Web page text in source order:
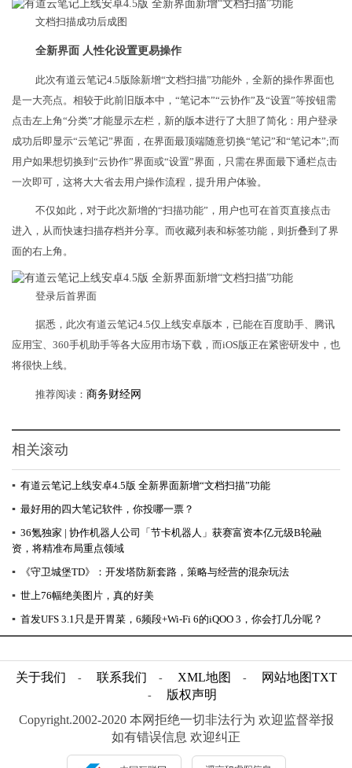
文档扫描成功后成图
全新界面 人性化设置更易操作
此次有道云笔记4.5版除新增“文档扫描”功能外，全新的操作界面也
是一大亮点。相较于此前旧版本中，“笔记本”“云协作”及“设置”等按钮需
点击左上角“分类”才能显示左栏，新的版本进行了大胆了简化：用户登录
成功后即显示“云笔记”界面，在界面最顶端随意切换“笔记”和“笔记本”;而
用户如果想切换到“云协作”界面或“设置”界面，只需在界面最下通栏点击
一次即可，这将大大省去用户操作流程，提升用户体验。
不仅如此，对于此次新增的“扫描功能”，用户也可在首页直接点击
进入，从而快速扫描存档并分享。而收藏列表和标签功能，则折叠到了界
面的右上角。
登录后首界面
据悉，此次有道云笔记4.5仅上线安卓版本，已能在百度助手、腾讯
应用宝、360手机助手等各大应用市场下载，而iOS版正在紧密研发中，也
将很快上线。
推荐阅读： 商务财经网
相关滚动
▪ 有道云笔记上线安卓4.5版 全新界面新增“文档扫描”功能
▪ 最好用的四大笔记软件，你投哪一票？
▪ 36氪独家 | 协作机器人公司「节卡机器人」获赛富资本亿元级B轮融
资，将精准布局重点领域
▪
《守卫城堡TD》：开发塔防新套路，策略与经营的混杂玩法
▪ 世上76幅绝美图片，真的好美
▪ 首发UFS 3.1只是开胃菜，6频段+Wi-Fi 6的iQOO 3，你会打几分呢？
关于我们 - 联系我们 - XML地图 - 网站地图TXT
-
版权声明
Copyright.2002-2020 本网拒绝一切非法行为 欢迎监督举报
如有错误信息 欢迎纠正